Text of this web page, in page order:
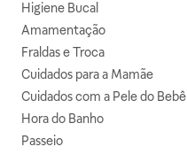
Higiene Bucal
Amamentação
Fraldas e Troca
Cuidados para a Mamãe
Cuidados com a Pele do Bebê
Hora do Banho
Passeio